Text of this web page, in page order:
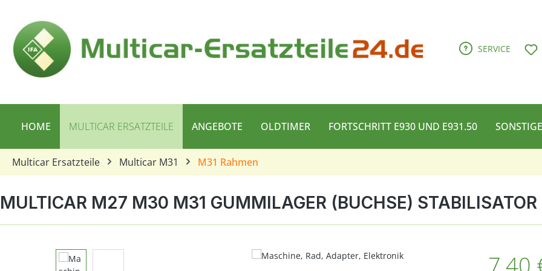
SERVICE
HOME MULTICAR ERSATZTEILE ANGEBOTE OLDTIMER FORTSCHRITT E930 UND E931.50
Multicar Ersatzteile Multicar M31 M31 Rahmen
MULTICAR M27 M30 M31 GUMMILAGER (BUCHSE) STABILISATOR
Bildergalerie überspringen Regulärer